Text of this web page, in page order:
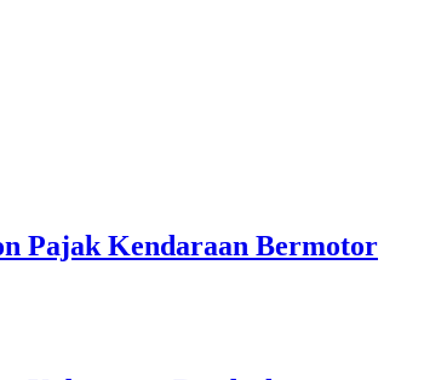
Pajak Kendaraan Bermotor